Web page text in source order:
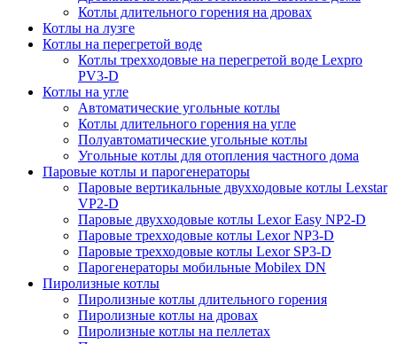
Котлы длительного горения на дровах
Котлы на лузге
Котлы на перегретой воде
Котлы трехходовые на перегретой воде Lexpro
PV3-D
Котлы на угле
Автоматические угольные котлы
Котлы длительного горения на угле
Полуавтоматические угольные котлы
Угольные котлы для отопления частного дома
Паровые котлы и парогенераторы
Паровые вертикальные двухходовые котлы Lexstar
VP2-D
Паровые двухходовые котлы Lexor Easy NP2-D
Паровые трехходовые котлы Lexor NP3-D
Паровые трехходовые котлы Lexor SP3-D
Парогенераторы мобильные Mobilex DN
Пиролизные котлы
Пиролизные котлы длительного горения
Пиролизные котлы на дровах
Пиролизные котлы на пеллетах